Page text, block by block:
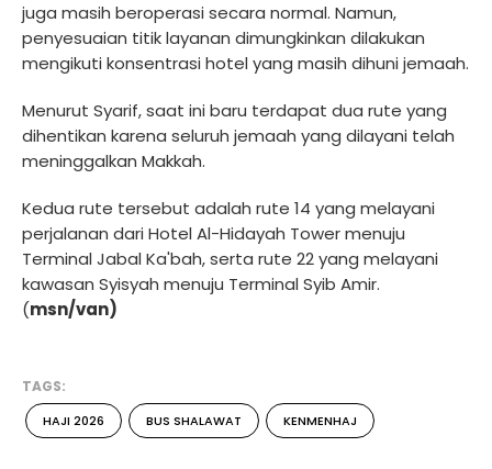
juga masih beroperasi secara normal. Namun,
penyesuaian titik layanan dimungkinkan dilakukan
mengikuti konsentrasi hotel yang masih dihuni jemaah.
Menurut Syarif, saat ini baru terdapat dua rute yang
dihentikan karena seluruh jemaah yang dilayani telah
meninggalkan Makkah.
Kedua rute tersebut adalah rute 14 yang melayani
perjalanan dari Hotel Al-Hidayah Tower menuju
Terminal Jabal Ka'bah, serta rute 22 yang melayani
kawasan Syisyah menuju Terminal Syib Amir.
(msn/van)
TAGS:
HAJI 2026 BUS SHALAWAT KENMENHAJ